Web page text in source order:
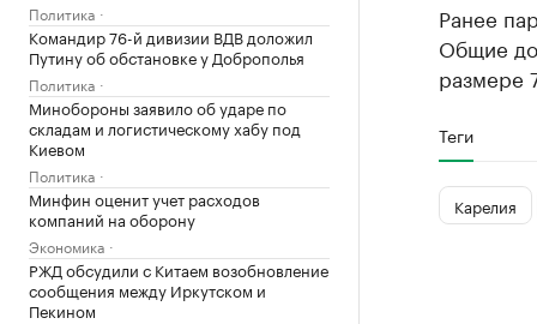
Политика
Командир 76-й дивизии ВДВ доложил
Путину об обстановке у Доброполья
Политика
Минобороны заявило об ударе по
складам и логистическому хабу под
Киевом
Политика
Минфин оценит учет расходов
компаний на оборону
Экономика
РЖД обсудили с Китаем возобновление
сообщения между Иркутском и
Пекином
Ранее
Общие
размере
Теги
Карелия